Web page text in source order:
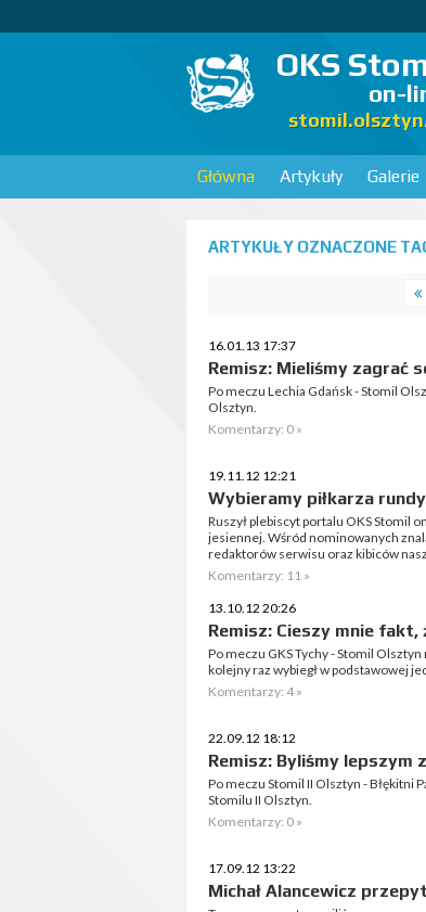
OKS
on-
Główna Artykuły Galerie
ARTYKUŁY OZNACZONE
16.01.13 17:37
Remisz: Mieliśmy zagrać
Po meczu Lechia Gdańsk - Stomil
Olsztyn.
Komentarzy: 0 »
19.11.12 12:21
Wybieramy piłkarza
Ruszył plebiscyt portalu OKS Stomil
jesiennej. Wśród nominowanych
redaktorów serwisu oraz kibiców
Komentarzy: 11 »
13.10.12 20:26
Remisz: Cieszy mnie
Po meczu GKS Tychy - Stomil
kolejny raz wybiegł w podstawowej
Komentarzy: 4 »
22.09.12 18:12
Remisz: Byliśmy lepszym
Po meczu Stomil II Olsztyn - Błękitni
Stomilu II Olsztyn.
Komentarzy: 0 »
17.09.12 13:22
Michał Alancewicz